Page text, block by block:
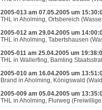
2005-013 am 07.05.2005 um
THL in Aholming, Ortsbereich
2005-012 am 29.04.2005 um
THL in Aholming, Tabertshausen
2005-011 am 25.04.2005 um
THL in Wallerfing, Bamling
2005-010 am 16.04.2005 um
Brand in Aholming, Königswald
2005-009 am 05.04.2005 um
THL in Aholming, Flurweg